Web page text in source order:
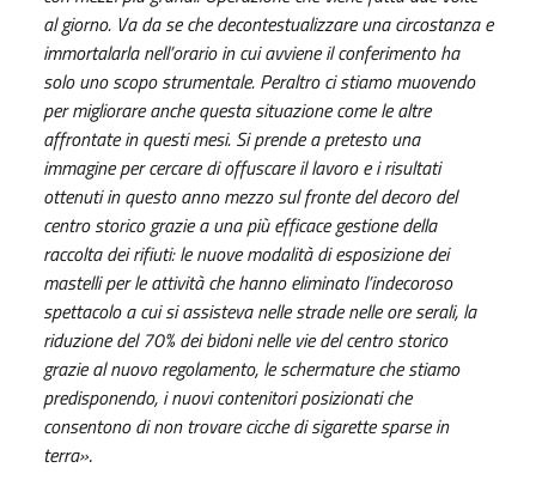
al giorno. Va da se che decontestualizzare una circostanza e
immortalarla nell’orario in cui avviene il conferimento ha
solo uno scopo strumentale. Peraltro ci stiamo muovendo
per migliorare anche questa situazione come le altre
affrontate in questi mesi. Si prende a pretesto una
immagine per cercare di offuscare il lavoro e i risultati
ottenuti in questo anno mezzo sul fronte del decoro del
centro storico grazie a una più efficace gestione della
raccolta dei rifiuti: le nuove modalità di esposizione dei
mastelli per le attività che hanno eliminato l’indecoroso
spettacolo a cui si assisteva nelle strade nelle ore serali, la
riduzione del 70% dei bidoni nelle vie del centro storico
grazie al nuovo regolamento, le schermature che stiamo
predisponendo, i nuovi contenitori posizionati che
consentono di non trovare cicche di sigarette sparse in
terra».